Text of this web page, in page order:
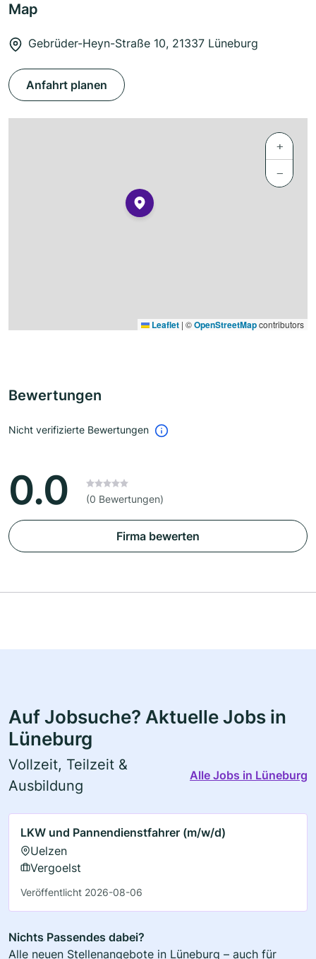
Map
Gebrüder-Heyn-Straße 10, 21337 Lüneburg
Anfahrt planen
+
−
Leaflet | ©OpenStreetMapcontributors
Bewertungen
Nicht verifizierte Bewertungen
0.0 (0 Bewertungen)
Firma bewerten
Auf Jobsuche? Aktuelle Jobs in
Lüneburg
Vollzeit, Teilzeit &
Ausbildung
Alle Jobs in Lüneburg
LKW und Pannendienstfahrer (m/w/d)
Uelzen
Vergoelst
Veröffentlicht 2026-08-06
Nichts Passendes dabei?
Alle neuen Stellenangebote in Lüneburg – auch für